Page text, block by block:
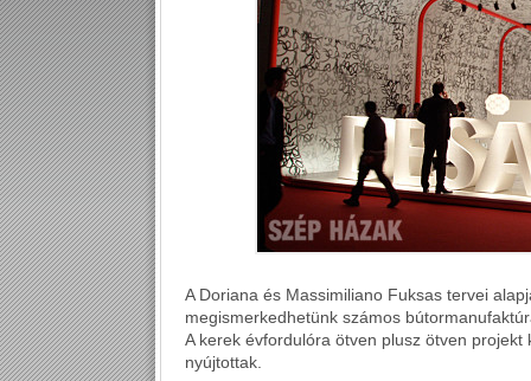
A Doriana és Massimiliano Fuksas tervei
megismerkedhetünk számos
A kerek évfordulóra ötven plusz ötven
nyújtottak.